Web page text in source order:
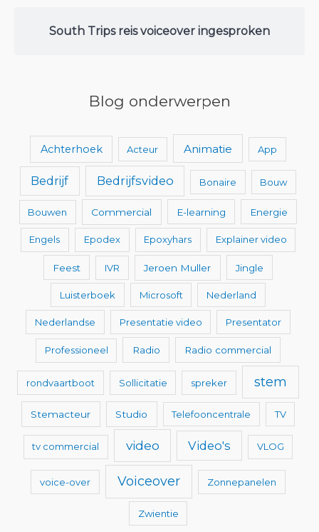
South Trips reis voiceover ingesproken
Blog onderwerpen
Achterhoek Acteur Animatie App
Bedrijf Bedrijfsvideo Bonaire Bouw
Bouwen Commercial E-learning Energie
Engels Epodex Epoxyhars Explainer video
Feest IVR Jeroen Muller Jingle
Luisterboek Microsoft Nederland
Nederlandse Presentatie video Presentator
Professioneel Radio Radio commercial
rondvaartboot Sollicitatie spreker stem
Stemacteur Studio Telefooncentrale TV
tv commercial video Video's VLOG
voice-over Voiceover Zonnepanelen
Zwientie